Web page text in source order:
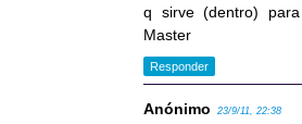
q sirve (dentro)
Master
Responder
Anónimo 23/9/11, 22:38